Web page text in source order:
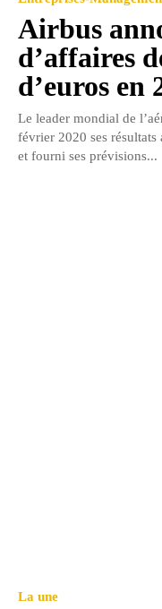
Airbus
d’affaires
d’euros en
Le leader mondial de
février 2020 ses résultats
et fourni ses prévisions...
La une